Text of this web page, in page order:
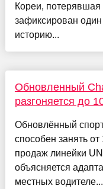
Кореи,
зафиксирован
историю...
Обновленный
разгоняется до
Обновлённый
способен занять
продаж линейки
объясняется
местных водителе...